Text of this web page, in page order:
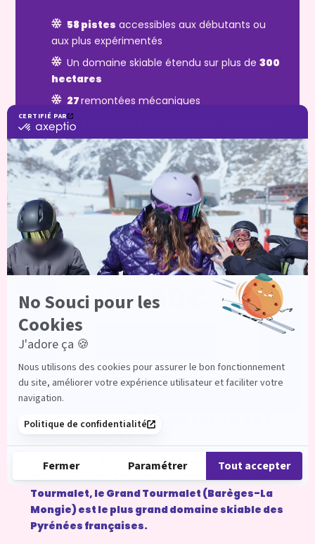
58 pistes accessibles aux débutants ou
aux plus expérimentés
Un domaine skiable étendu sur plus de 300
hectares
27remontées mécaniques
6 restaurants
gourmande entre deux descentes
Piste Riders, espace Freestyle et espace
Freeride
à partir de
37,50€
Venez expérimenter
Avec 100 km de pistes offerts aux amateurs de
glisse de part et d’autre du mythique Col du
Tourmalet, le Grand Tourmalet (Barèges-La
Mongie) est le plus grand domaine skiable des
Pyrénées françaises.